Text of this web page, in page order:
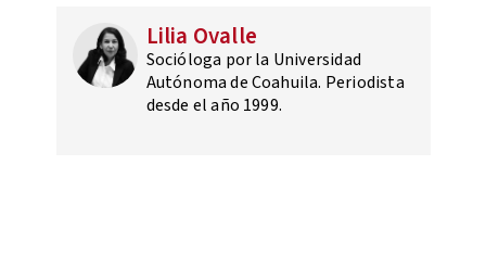
Lilia Ovalle
Socióloga por la Universidad
Autónoma de Coahuila. Periodista
desde el año 1999.